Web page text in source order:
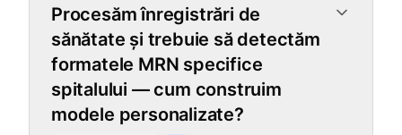
Procesăm înregistrări de
sănătate și trebuie să detectăm
formatele MRN specifice
spitalului — cum construim
modele personalizate?